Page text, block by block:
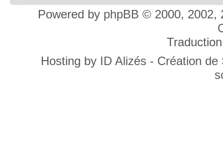
Powered by phpBB © 2000, 2002,
Hosting by ID Alizés - Création